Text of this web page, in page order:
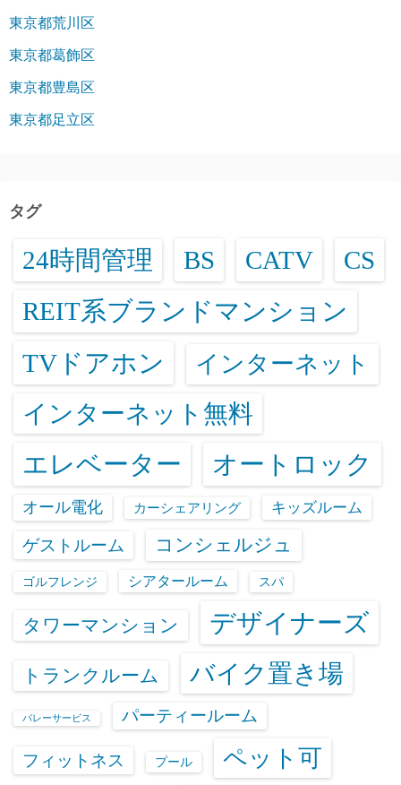
東京都荒川区
東京都葛飾区
東京都豊島区
東京都足立区
タグ
24時間管理 BS CATV CS
REIT系ブランドマンション
TVドアホン インターネット
インターネット無料
エレベーター オートロック
オール電化 カーシェアリング キッズルーム
ゲストルーム コンシェルジュ
ゴルフレンジ シアタールーム スパ
タワーマンション デザイナーズ
トランクルーム バイク置き場
バレーサービス パーティールーム
フィットネス プール ペット可